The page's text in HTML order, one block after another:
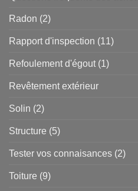
Radon (2)
Rapport d'inspection (11)
Refoulement d'égout(1)
Revêtement extérieur
Solin (2)
Structure (5)
Tester vos connaisances (2)
Toiture (9)